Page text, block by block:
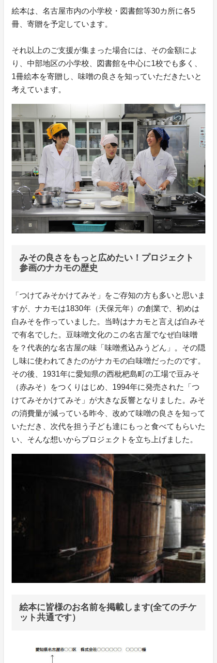
絵本は、名古屋市内の小学校・図書館等30カ所に各5
冊、寄贈を予定しています。
それ以上のご支援が集まった場合には、その金額によ
り、中部地区の小学校、図書館を中心に1校でも多く、
1冊絵本を寄贈し、味噌の良さを知っていただきたいと
考えています。
みその良さをもっと広めたい！プロジェクト
参画のナカモの歴史
「つけてみそかけてみそ」をご存知の方も多いと思いま
すが、ナカモは1830年（天保元年）の創業で、初めは
白みそを作っていました。当時はナカモと言えば白みそ
で有名でした。豆味噌文化のこの名古屋でなぜ白味噌
を？代表的な名古屋の味「味噌煮込みうどん」。その隠
し味に使われてきたのがナカモの白味噌だったのです。
その後、1931年に愛知県の西枇杷島町の工場で豆みそ
（赤みそ）をつくりはじめ、1994年に発売された「つ
けてみそかけてみそ」が大きな反響となりました。みそ
の消費量が減っている昨今、改めて味噌の良さを知って
いただき、次代を担う子ども達にもっと食べてもらいた
い、そんな想いからプロジェクトを立ち上げました。
絵本に皆様のお名前を掲載します(全てのチケ
ット共通です）